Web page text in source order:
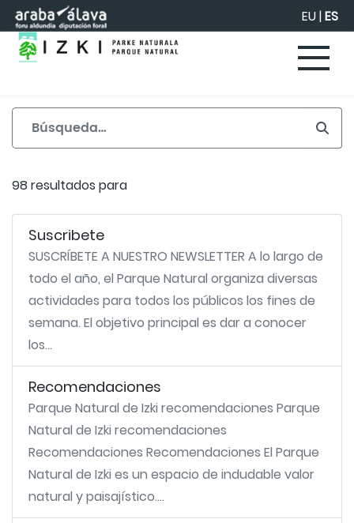
Saltar al contenido principal EU|ES
98 resultados para
Suscribete
SUSCRÍBETE A NUESTRO NEWSLETTER A lo largo de
todo el año, el Parque Natural organiza diversas
actividades para todos los públicos los fines de
semana. El objetivo principal es dar a conocer
los...
Recomendaciones
Parque Natural de Izki recomendaciones Parque
Natural de Izki recomendaciones
Recomendaciones Recomendaciones El Parque
Natural de Izki es un espacio de indudable valor
natural y paisajístico....